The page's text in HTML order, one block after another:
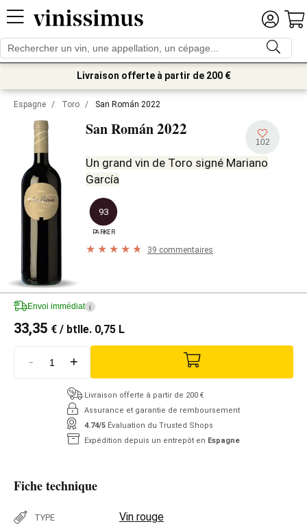
Livraison offerte à partir de 200 €
Espagne / Toro / San Román 2022
San Román2022
102
Un grand vin de Toro signé Mariano
García
93
PARKER
39 commentaires
Envoi immédiat i
33,35 € / btlle. 0,75 L
- +
Livraison offerte à partir de 200 €
Assurance et garantie de remboursement
4.74/5 Évaluation du Trusted Shops
Expédition depuis un entrepôt en Espagne
Fiche technique
TYPE Vin rouge